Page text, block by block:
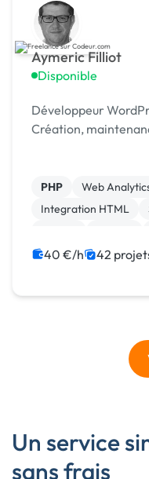
Aymeric Filliot
Disponible
Développeur
Création,
PHP Web
Integration HTML
40 €/h 42
Un service
sans frais